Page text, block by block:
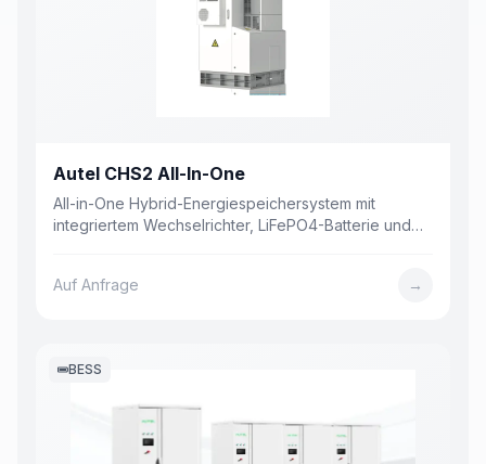
Autel CHS2 All-In-One
All-in-One Hybrid-Energiespeichersystem mit
integriertem Wechselrichter, LiFePO4-Batterie und
Auf Anfrage →
BESS